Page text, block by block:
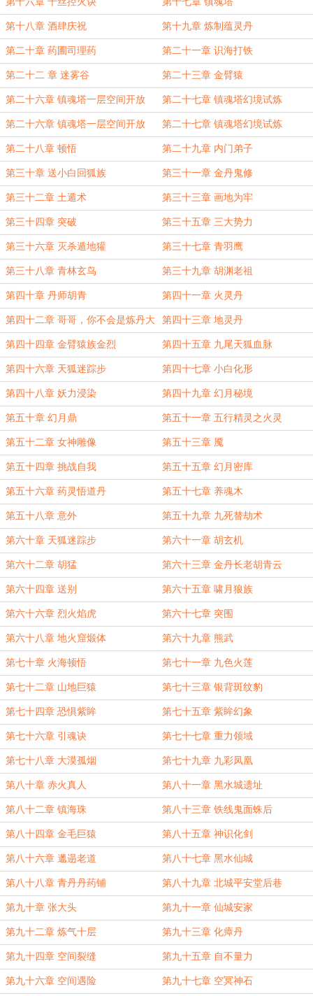
第十八章 酒肆庆祝 第十九章 炼制蕴灵丹
第二十章 药圃司理药 第二十一章 识海打铁
第二十二 章 迷雾谷 第二十三章 金臂猿
第二十六章 镇魂塔一层空间开放 第二十七章 镇魂塔幻境试炼
第二十六章 镇魂塔一层空间开放 第二十七章 镇魂塔幻境试炼
第二十八章 顿悟 第二十九章 内门弟子
第三十章 送小白回狐族 第三十一章 金丹鬼修
第三十二章 土遁术 第三十三章 画地为牢
第三十四章 突破 第三十五章 三大势力
第三十六章 灭杀遁地獾 第三十七章 青羽鹰
第三十八章 青林玄鸟 第三十九章 胡渊老祖
第四十章 丹师胡青 第四十一章 火灵丹
第四十二章 哥哥，你不会是炼丹大
宗师吧？
第四十三章 地灵丹
第四十四章 金臂猿族金烈 第四十五章 九尾天狐血脉
第四十六章 天狐迷踪步 第四十七章 小白化形
第四十八章 妖力浸染 第四十九章 幻月秘境
第五十章 幻月鼎 第五十一章 五行精灵之火灵
第五十二章 女神雕像 第五十三章 魇
第五十四章 挑战自我 第五十五章 幻月密库
第五十六章 药灵悟道丹 第五十七章 养魂木
第五十八章 意外 第五十九章 九死替劫术
第六十章 天狐迷踪步 第六十一章 胡玄机
第六十二章 胡猛 第六十三章 金丹长老胡青云
第六十四章 送别 第六十五章 啸月狼族
第六十六章 烈火焰虎 第六十七章 突围
第六十八章 地火窟煅体 第六十九章 熊武
第七十章 火海顿悟 第七十一章 九色火莲
第七十二章 山地巨猿 第七十三章 银背斑纹豹
第七十四章 恐惧紫眸 第七十五章 紫眸幻象
第七十六章 引魂诀 第七十七章 重力领域
第七十八章 大漠孤烟 第七十九章 九彩凤凰
第八十章 赤火真人 第八十一章 黑水城遗址
第八十二章 镇海珠 第八十三章 铁线鬼面蛛后
第八十四章 金毛巨猿 第八十五章 神识化剑
第八十六章 邋遢老道 第八十七章 黑水仙城
第八十八章 青丹丹药铺 第八十九章 北城平安堂后巷
第九十章 张大头 第九十一章 仙城安家
第九十二章 炼气十层 第九十三章 化瘴丹
第九十四章 空间裂缝 第九十五章 自不量力
第九十六章 空间遇险 第九十七章 空冥神石